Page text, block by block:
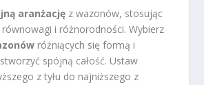
aranżację z wazonów, stosując
i różnorodności. Wybierz
różniących się formą i
spójną całość. Ustaw
z tyłu do najniższego z